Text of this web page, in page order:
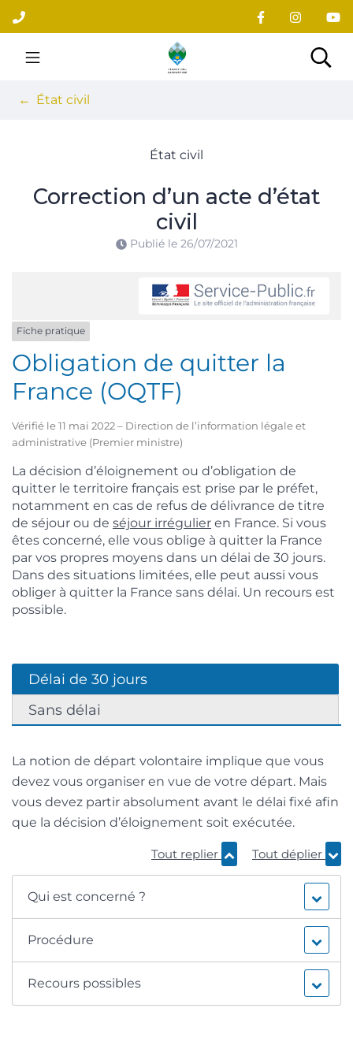
Aller
au
contenu
Site officiel du village
État civil
État civil
Correction d’un acte d’état
civil
Publié le 26/07/2021
Fiche pratique
Obligation de quitter la
France (OQTF)
Vérifié le 11 mai 2022 – Direction de l’information légale et
administrative (Premier ministre)
La décision d’éloignement ou d’obligation de
quitter le territoire français est prise par le préfet,
notamment en cas de refus de délivrance de titre
de séjour ou de séjour irrégulier en France. Si vous
êtes concerné, elle vous oblige à quitter la France
par vos propres moyens dans un délai de 30 jours.
Dans des situations limitées, elle peut aussi vous
obliger à quitter la France sans délai. Un recours est
possible.
Délai de 30 jours
Sans délai
La notion de départ volontaire implique que vous
devez vous organiser en vue de votre départ. Mais
vous devez partir absolument avant le délai fixé afin
que la décision d’éloignement soit exécutée.
Tout replier Tout déplier
Qui est concerné ?
Procédure
Recours possibles